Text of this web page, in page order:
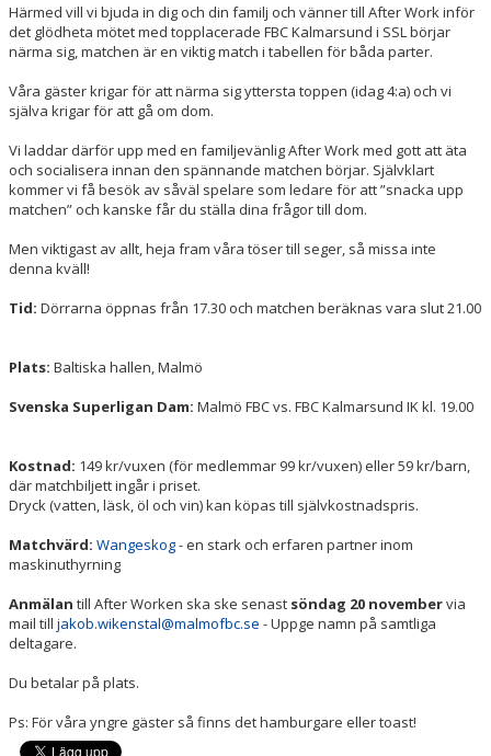
Härmed vill vi bjuda in dig och din familj och vänner till After Work inför
det glödheta mötet med topplacerade FBC Kalmarsund i SSL börjar
närma sig, matchen är en viktig match i tabellen för båda parter.
Våra gäster krigar för att närma sig yttersta toppen (idag 4:a) och vi
själva krigar för att gå om dom.
Vi laddar därför upp med en familjevänlig After Work med gott att äta
och socialisera innan den spännande matchen börjar. Självklart
kommer vi få besök av såväl spelare som ledare för att ”snacka upp
matchen” och kanske får du ställa dina frågor till dom.
Men viktigast av allt, heja fram våra töser till seger, så missa inte
denna kväll!
Tid: Dörrarna öppnas från 17.30 och matchen beräknas vara slut 21.00
Plats: Baltiska hallen, Malmö
Svenska Superligan Dam: Malmö FBC vs. FBC Kalmarsund IK kl. 19.00
Kostnad: 149 kr/vuxen (för medlemmar 99 kr/vuxen) eller 59 kr/barn,
där matchbiljett ingår i priset.
Dryck (vatten, läsk, öl och vin) kan köpas till självkostnadspris.
Matchvärd: Wangeskog- en stark och erfaren partner inom
maskinuthyrning
Anmälan till After Worken ska ske senast söndag 20 novembervia
mail till jakob.wikenstal@malmofbc.se - Uppge namn på samtliga
deltagare.
Du betalar på plats.
Ps: För våra yngre gäster så finns det hamburgare eller toast!